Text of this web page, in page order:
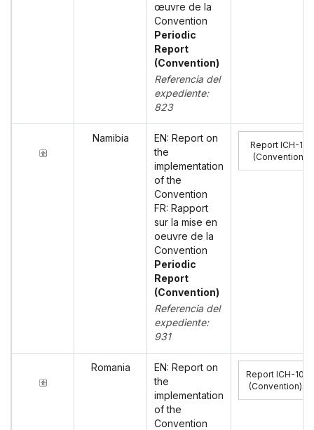
œuvre de la
Convention
Periodic
Report
(Convention)
Referencia del
expediente:
823
Namibia
EN: Report on
the
implementation
of the
Convention
FR: Rapport
sur la mise en
oeuvre de la
Convention
Periodic
Report
(Convention)
Referencia del
expediente:
931
Report ICH-10
(Convention)
Romania
EN: Report on
the
implementation
of the
Convention
Report ICH-10
(Convention)